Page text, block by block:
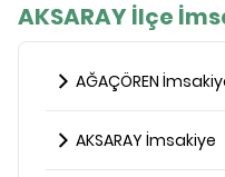
AKSARAY İlçe
AĞAÇÖREN
AKSARAY İmsakiye